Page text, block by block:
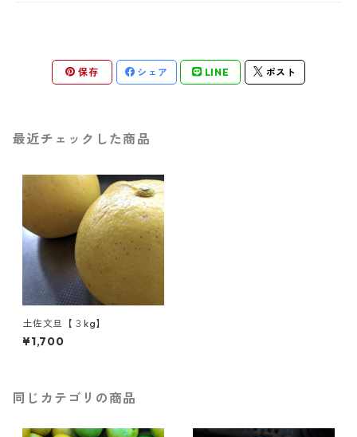
保存 シェア LINE ポスト
最近チェックした商品
土佐文旦【３kg】
¥1,700
同じカテゴリの商品